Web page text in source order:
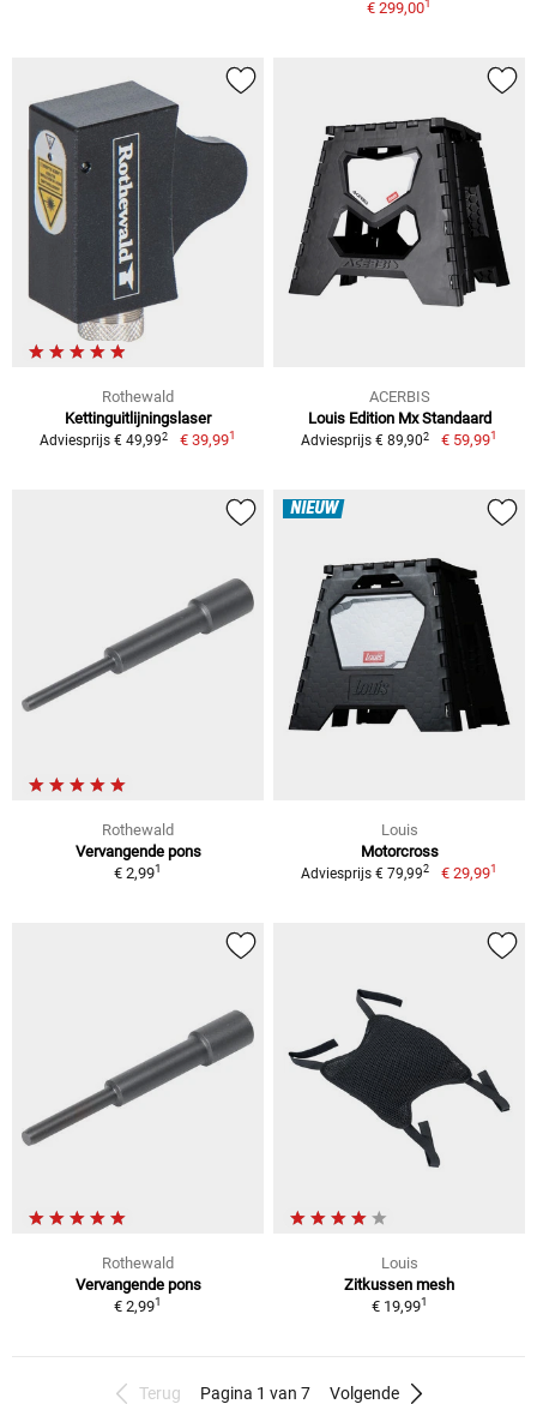
€ 299,001
Rothewald
Kettinguitlijningslaser
Adviesprijs € 49,992 € 39,991
ACERBIS
Louis Edition Mx Standaard
Adviesprijs € 89,902 € 59,991
Rothewald
Vervangende pons
€ 2,991
NIEUW
Louis
Motorcross
Adviesprijs € 79,992 € 29,991
Rothewald
Vervangende pons
€ 2,991
Louis
Zitkussen mesh
€ 19,991
Terug Pagina 1 van 7 Volgende